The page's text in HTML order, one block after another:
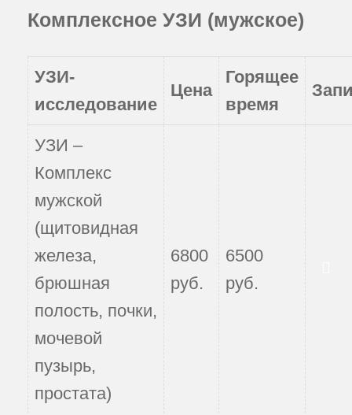
Комплексное УЗИ (мужское)
УЗИ-
исследование
Цена
Горящее
время
УЗИ –
Комплекс
мужской
(щитовидная
железа,
брюшная
полость, почки,
мочевой
пузырь,
простата)
6800
руб.
6500
руб.